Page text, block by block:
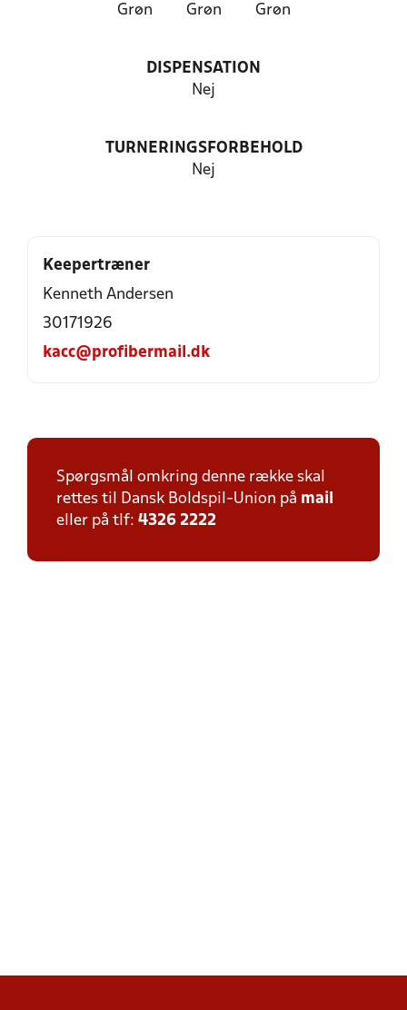
Grøn Grøn Grøn
DISPENSATION
Nej
TURNERINGSFORBEHOLD
Nej
Keepertræner
Kenneth Andersen
30171926
kacc@profibermail.dk
Spørgsmål omkring denne række skal
rettes til Dansk Boldspil-Union på mail
eller på tlf: 4326 2222